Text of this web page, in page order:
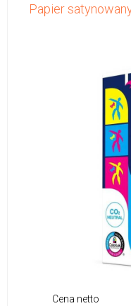
Papier
Cena netto